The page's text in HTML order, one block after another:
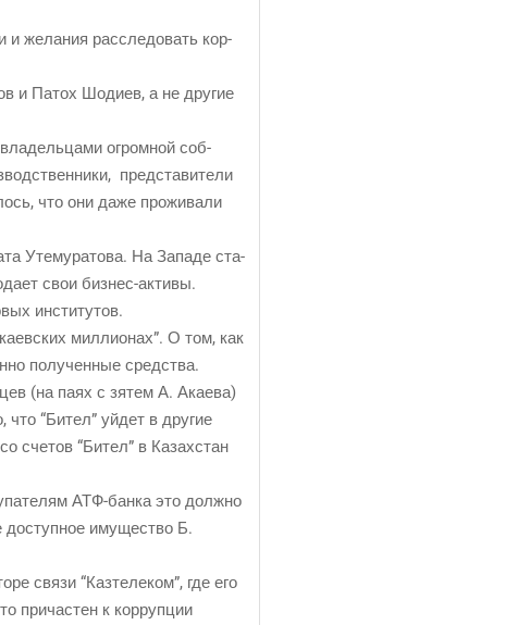
и жела­ния рас­сле­до­вать кор­
и Патох Шоди­ев, а не дру­гие
вла­дель­ца­ми огром­ной соб­
пред­ста­ви­те­ли
что они даже про­жи­ва­ли
Уте­му­ра­то­ва. На Запа­де ста­
свои биз­нес-акти­вы.
институтов.
мил­ли­о­нах”. О том, как
полу­чен­ные сред­ства.
(на паях с зятем А. Ака­е­ва)
что “Бител” уйдет в дру­гие
сче­тов “Бител” в Казах­стан
АТФ-бан­ка это долж­но
иму­ще­ство Б.
свя­зи “Каз­те­ле­ком”, где его
при­ча­стен к кор­руп­ции